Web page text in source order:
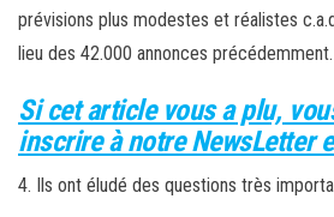
prévisions plus modestes et réalistes
lieu des 42.000 annonces précédemment.
Si cet article vous a plu,
inscrire à notre NewsLetter
4. Ils ont éludé des questions très